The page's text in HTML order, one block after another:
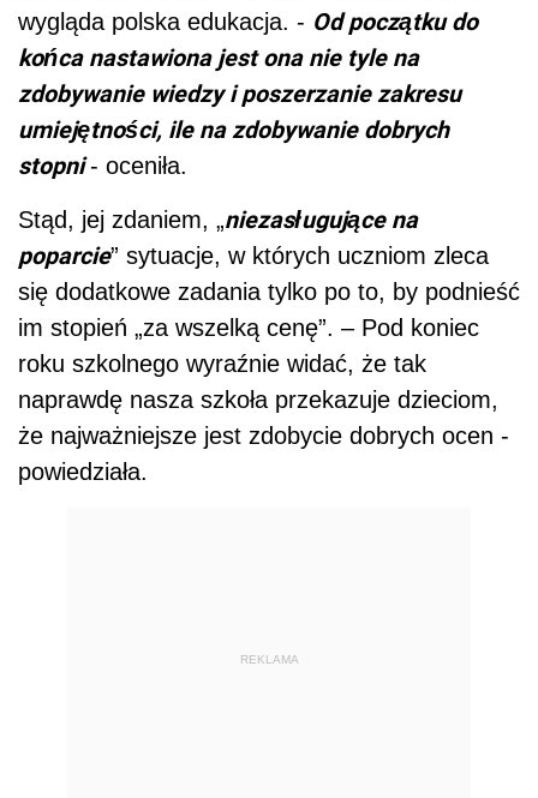
wygląda polska edukacja. - Od początku do
końca nastawiona jest ona nie tyle na
zdobywanie wiedzy i poszerzanie zakresu
umiejętności, ile na zdobywanie dobrych
stopni- oceniła.
Stąd, jej zdaniem, „niezasługujące na
poparcie” sytuacje, w których uczniom zleca
się dodatkowe zadania tylko po to, by podnieść
im stopień „za wszelką cenę”. – Pod koniec
roku szkolnego wyraźnie widać, że tak
naprawdę nasza szkoła przekazuje dzieciom,
że najważniejsze jest zdobycie dobrych ocen -
powiedziała.
REKLAMA